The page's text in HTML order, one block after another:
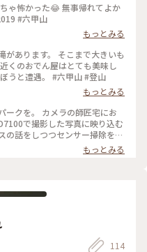
ゃ怖かった😂 無事帰れてよか
った😌 #旅のひととき #夏旅2019 #六甲山
もっとみる
があります。 そこまで大きいも
くのおでん屋はとても美味し
うと遭遇。 #六甲山 #登山
もっとみる
ークを。 カメラの師匠宅にお
で撮影した写真に映り込む
の話をしつつセンサー掃除をし
撮り行こかー😁“ ”ええっ、今
たウチのカメラバッグ、そし
ジかーーっ💦 折角なのでポー
#ことりっぷ兵庫 #夜間撮影
ラ初心者 #夏旅2019
もっとみる
114